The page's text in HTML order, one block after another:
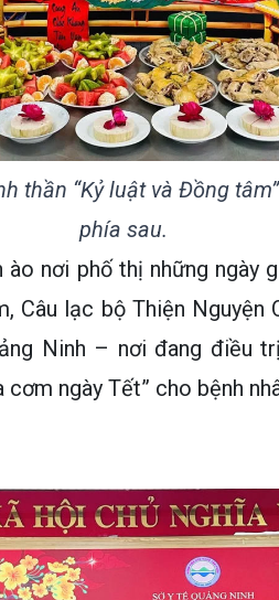
thần “Kỷ luật và Đồng
phía sau.
nơi phố thị những ngày
Câu lạc bộ Thiện Nguyện
Ninh – nơi đang điều
ngày Tết” cho bệnh